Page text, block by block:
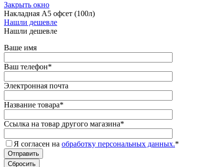
Закрыть окно
Накладная А5 офсет (100л)
Нашли дешевле
Нашли дешевле
Ваше имя
Ваш телефон*
Электронная почта
Название товара*
Ссылка на товар другого магазина*
Я согласен на обработку персональных данных.*